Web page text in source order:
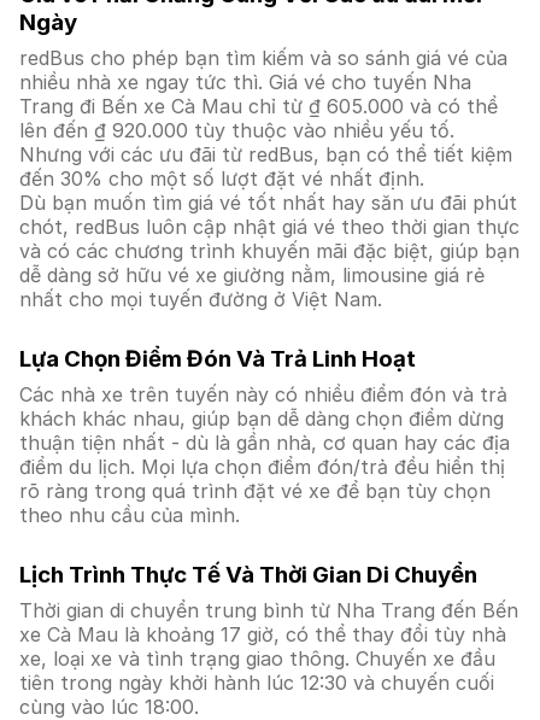
Ngày
redBus cho phép bạn tìm kiếm và so sánh giá vé của
nhiều nhà xe ngay tức thì. Giá vé cho tuyến Nha
Trang đi Bến xe Cà Mau chỉ từ ₫ 605.000 và có thể
lên đến ₫ 920.000 tùy thuộc vào nhiều yếu tố.
Nhưng với các ưu đãi từ redBus, bạn có thể tiết kiệm
đến 30% cho một số lượt đặt vé nhất định.
Dù bạn muốn tìm giá vé tốt nhất hay săn ưu đãi phút
chót, redBus luôn cập nhật giá vé theo thời gian thực
và có các chương trình khuyến mãi đặc biệt, giúp bạn
dễ dàng sở hữu vé xe giường nằm, limousine giá rẻ
nhất cho mọi tuyến đường ở Việt Nam.
Lựa Chọn Điểm Đón Và Trả Linh Hoạt
Các nhà xe trên tuyến này có nhiều điểm đón và trả
khách khác nhau, giúp bạn dễ dàng chọn điểm dừng
thuận tiện nhất - dù là gần nhà, cơ quan hay các địa
điểm du lịch. Mọi lựa chọn điểm đón/trả đều hiển thị
rõ ràng trong quá trình đặt vé xe để bạn tùy chọn
theo nhu cầu của mình.
Lịch Trình Thực Tế Và Thời Gian Di Chuyển
Thời gian di chuyển trung bình từ Nha Trang đến Bến
xe Cà Mau là khoảng 17 giờ, có thể thay đổi tùy nhà
xe, loại xe và tình trạng giao thông. Chuyến xe đầu
tiên trong ngày khởi hành lúc 12:30 và chuyến cuối
cùng vào lúc 18:00.